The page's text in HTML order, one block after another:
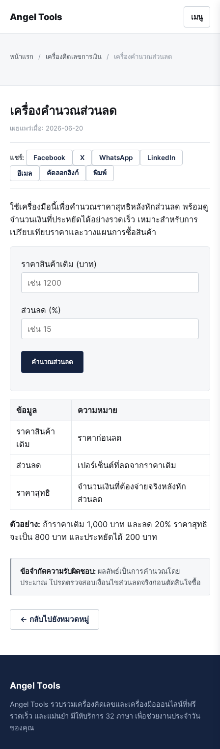
Angel Tools เมนู
หน้าแรก / เครื่องคิดเลขการเงิน / เครื่องคำนวณส่วนลด
เครื่องคำนวณส่วนลด
เผยแพร่เมื่อ: 2026-06-20
แชร์: Facebook X WhatsApp
LinkedIn
อีเมล
คัดลอกลิงก์ พิมพ์
ใช้เครื่องมือนี้เพื่อคำนวณราคาสุทธิหลังหักส่วนลด พร้อมดู
จำนวนเงินที่ประหยัดได้อย่างรวดเร็ว เหมาะสำหรับการ
เปรียบเทียบราคาและวางแผนการซื้อสินค้า
ราคาสินค้าเดิม (บาท)
ส่วนลด (%)
คำนวณส่วนลด
ข้อมูล ความหมาย
ราคาสินค้า
เดิม
ราคาก่อนลด
ส่วนลด เปอร์เซ็นต์ที่ลดจากราคาเดิม
ราคาสุทธิ
จำนวนเงินที่ต้องจ่ายจริงหลังหัก
ส่วนลด
ตัวอย่าง: ถ้าราคาเดิม 1,000 บาท และลด 20% ราคาสุทธิ
จะเป็น 800 บาท และประหยัดได้ 200 บาท
ข้อจำกัดความรับผิดชอบ: ผลลัพธ์เป็นการคำนวณโดย
ประมาณ โปรดตรวจสอบเงื่อนไขส่วนลดจริงก่อนตัดสินใจซื้อ
← กลับไปยังหมวดหมู่
Angel Tools
Angel Tools รวบรวมเครื่องคิดเลขและเครื่องมือออนไลน์ที่ฟรี
รวดเร็ว และแม่นยำ มีให้บริการ 32 ภาษา เพื่อช่วยงานประจำวัน
ของคุณ